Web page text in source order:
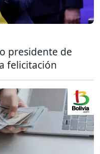
presidente de
felicitación